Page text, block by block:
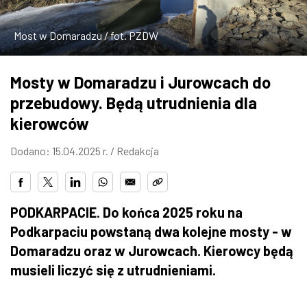
ZDJĘCIA
W RZESZOWIE
Most w Domaradzu / fot. PZDW
Mosty w Domaradzu i Jurowcach do
przebudowy. Będą utrudnienia dla
kierowców
Dodano: 15.04.2025 r. / Redakcja
PODKARPACIE. Do końca 2025 roku na
Podkarpaciu powstaną dwa kolejne mosty - w
Domaradzu oraz w Jurowcach. Kierowcy będą
musieli liczyć się z utrudnieniami.